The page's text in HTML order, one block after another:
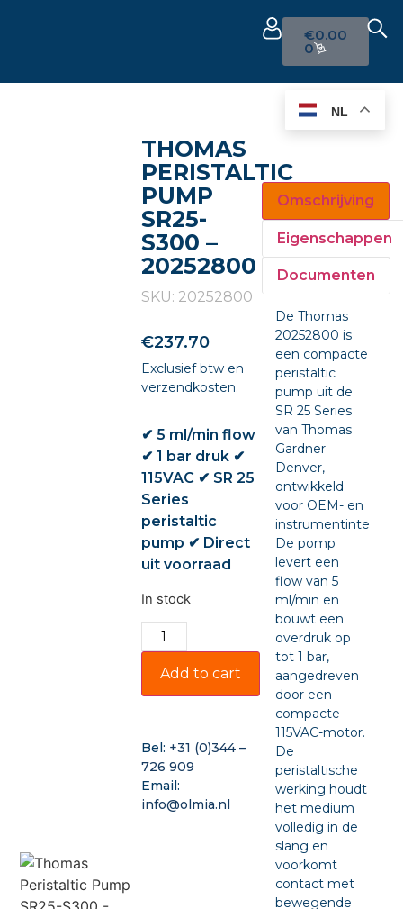
€0.00
0
THOMAS
PERISTALTIC
PUMP
SR25-
S300 –
20252800
SKU: 20252800
€237.70
Exclusief btw en
verzendkosten.
✔ 5 ml/min flow
✔ 1 bar druk ✔
115VAC ✔ SR 25
Series
peristaltic
pump ✔ Direct
uit voorraad
In stock
Add to cart
Bel: +31 (0)344 –
726 909
Email:
info@olmia.nl
Omschrijving
Eigenschappen
Documenten
De Thomas
20252800 is
een compacte
peristaltic
pump uit de
SR 25 Series
van Thomas
Gardner
Denver,
ontwikkeld
voor OEM- en
De pomp
levert een
flow van 5
ml/min en
bouwt een
overdruk op
tot 1 bar,
aangedreven
door een
compacte
115VAC-motor.
De
peristaltische
werking houdt
het medium
volledig in de
slang en
voorkomt
contact met
bewegende
NL